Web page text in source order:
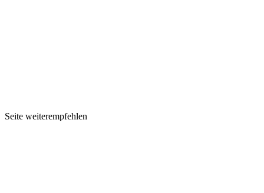
Seite weiterempfehlen